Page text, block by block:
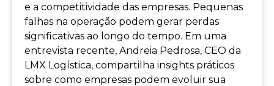
e a competitividade das empresas. Pequenas
falhas na operação podem gerar perdas
significativas ao longo do tempo. Em uma
entrevista recente, Andreia Pedrosa, CEO da
LMX Logística, compartilha insights práticos
sobre como empresas podem evoluir sua